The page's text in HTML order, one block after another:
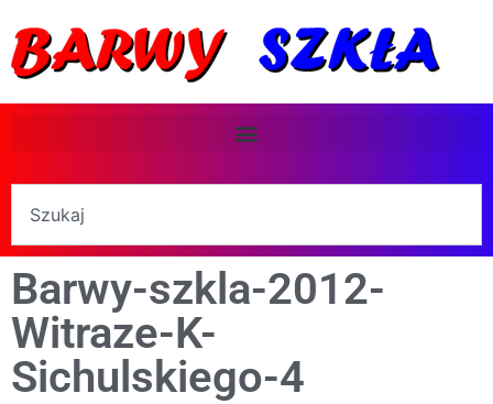
Barwy-szkla-2012-
Witraze-K-
Sichulskiego-4